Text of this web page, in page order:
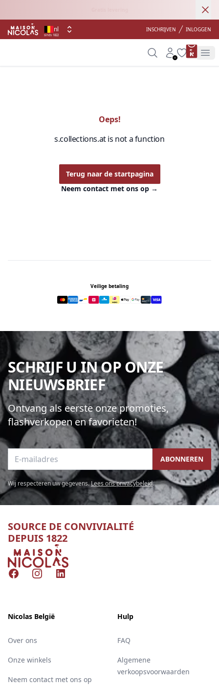
sinds 1822
nl INSCHRIJVEN INLOGGEN
SearchAccount
Wishlist
Oeps!
s.collections.at is not a function
Terug naar de startpagina
Neem contact met ons op →
Veilige betaling
SCHRIJF U IN OP ONZE
NIEUWSBRIEF
Ontvang als eerste onze promoties,
flashverkopen en favorieten!
E-mailadres ABONNEREN
Wij respecteren uw gegevens.Lees ons privacybeleid.
SOURCE DE CONVIVIALITÉ
DEPUIS 1822
Nicolas
FacebookInstagramLinkedIn
Nicolas België
Over ons
Onze winkels
Neem contact met ons op
Hulp
FAQ
Algemene
verkoopsvoorwaarden